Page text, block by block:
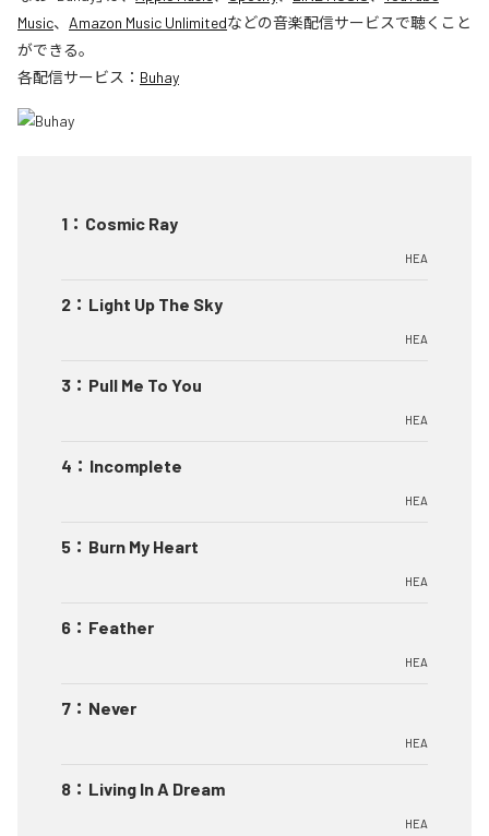
Music、 Amazon Music Unlimitedなどの音楽配信サービスで聴くこと
ができる。
各配信サービス： Buhay
1 ： Cosmic Ray
HEA
2 ： Light Up The Sky
HEA
3 ： Pull Me To You
HEA
4 ： Incomplete
HEA
5 ： Burn My Heart
HEA
6 ： Feather
HEA
7 ： Never
HEA
8 ： Living In A Dream
HEA